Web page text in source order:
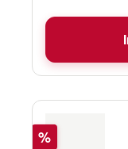
Rabatt
%